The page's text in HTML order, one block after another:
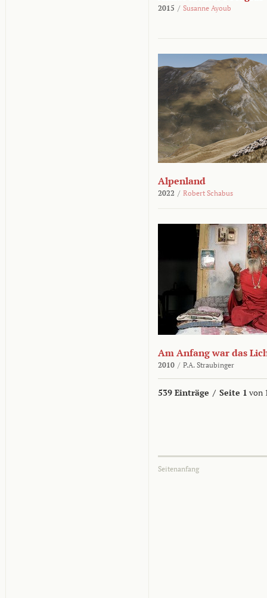
2015 / Susanne Ayoub
Alpenland
2022 / Robert Schabus
Am Anfang war das
2010 / P.A. Straubinger
539 Einträge / Seite 1 von
Seitenanfang